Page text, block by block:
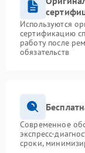
Используются
сертификацию
работу после
обязательств
Современное
экспресс-
сроки,